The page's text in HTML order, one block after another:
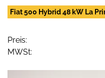
Fiat 500 Hybrid 48 kW La
Preis:
MWSt: